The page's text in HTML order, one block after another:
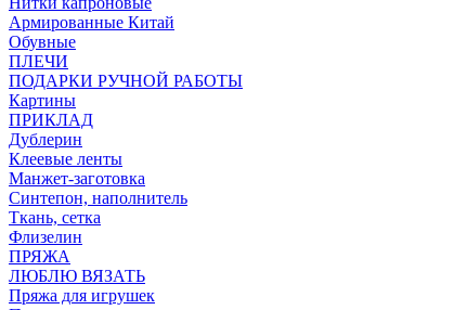
Армированные Китай
Обувные
ПЛЕЧИ
ПОДАРКИ РУЧНОЙ РАБОТЫ
Картины
ПРИКЛАД
Дублерин
Клеевые ленты
Манжет-заготовка
Синтепон, наполнитель
Ткань, сетка
Флизелин
ПРЯЖА
ЛЮБЛЮ ВЯЗАТЬ
Пряжа для игрушек